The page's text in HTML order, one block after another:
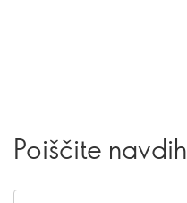
Poiščite navdih